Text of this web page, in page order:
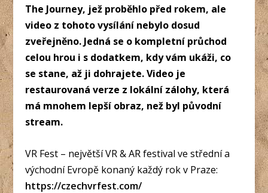
The Journey, jež proběhlo před rokem, ale
video z tohoto vysílání nebylo dosud
zveřejněno. Jedná se o kompletní průchod
celou hrou i s dodatkem, kdy vám ukáži, co
se stane, až ji dohrajete. Video je
restaurovaná verze z lokální zálohy, která
má mnohem lepší obraz, než byl původní
stream.
VR Fest – největší VR & AR festival ve střední a
východní Evropě konaný každý rok v Praze:
https://czechvrfest.com/